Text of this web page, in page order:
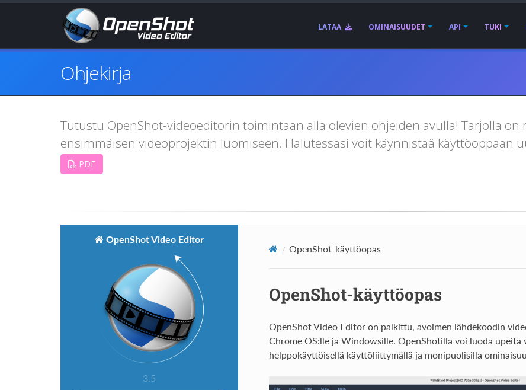
LATAA OMINAISUUDET API TUKI
Ohjekirja
Tutustu OpenShot-videoeditorin toimintaan alla olevien ohjeiden avulla! Tarjolla
ensimmäisen videoprojektin luomiseen. Halutessasi voit käynnistää käyttöoppaan
PDF